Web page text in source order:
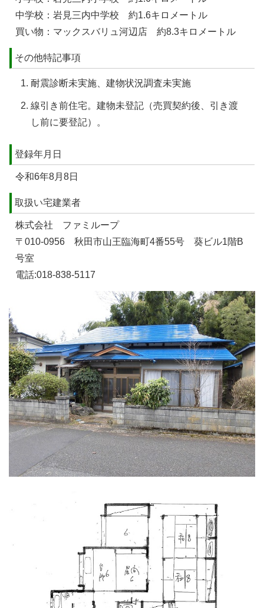
中学校：岩見三内中学校 約1.6キロメートル
買い物：マックスバリュ河辺店 約8.3キロメートル
その他特記事項
耐震診断未実施、建物状況調査未実施
線引き前住宅。建物未登記（売買契約後、引き渡
し前に要登記）。
登録年月日
令和6年8月8日
取扱い宅建業者
株式会社 ファミループ
〒010-0956 秋田市山王臨海町4番55号 葵ビル1階B
号室
電話:018-838-5117